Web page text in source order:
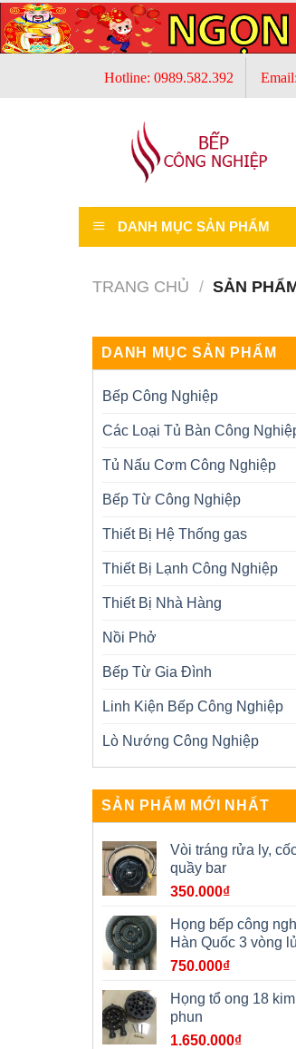
Skip
to
content
Hotline: 0989.582.392
DANH MỤC SẢN PHẨM
TRANG CHỦ / SẢN
DANH MỤC SẢN PHẨM
Bếp Công Nghiệp
Các Loại Tủ Bàn Công
Tủ Nấu Cơm Công Nghiệp
Bếp Từ Công Nghiệp
Thiết Bị Hệ Thống gas
Thiết Bị Lạnh Công Nghiệp
Thiết Bị Nhà Hàng
Nồi Phở
Bếp Từ Gia Đình
Linh Kiện Bếp Công Nghiệp
Lò Nướng Công Nghiệp
SẢN PHẨM MỚI NHẤT
Vòi tráng rửa ly,
quầy bar
350.000₫
Họng bếp công
Hàn Quốc 3 vòng
750.000₫
Họng tổ ong 18 kim
phun
1.650.000₫